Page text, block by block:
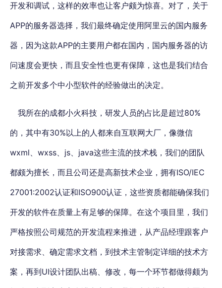
开发和调试，这样的效率也让客户颇为惊喜。对了，关于
APP的服务器选择，我们最终确定使用阿里云的国内服务
器，因为这款APP的主要用户都在国内，国内服务器的访
问速度会更快，而且安全性也更有保障，这也是我们结合
之前开发多个中小型软件的经验做出的决定。
我所在的成都小火科技，研发人员的占比是超过80%
的，其中有30%以上的人都来自互联网大厂，像微信
wxml、wxss、js、java这些主流的技术栈，我们的团队
都颇为擅长，而且公司还是高新技术企业，拥有ISO/IEC
27001:2002认证和ISO900认证，这些资质都能确保我们
开发的软件在质量上有足够的保障。在这个项目里，我们
严格按照公司规范的开发流程来推进，从产品经理跟客户
对接需求、确定需求文档，到技术主管制定详细的技术方
案，再到UI设计团队出稿、修改，每一个环节都做得颇为